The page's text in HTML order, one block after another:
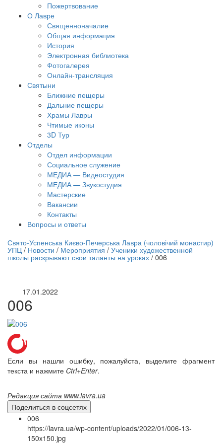
Пожертвование
О Лавре
Священноначалие
Общая информация
История
Электронная библиотека
Фотогалерея
Онлайн-трансляция
Святыни
Ближние пещеры
Дальние пещеры
Храмы Лавры
Чтимые иконы
3D Тур
Отделы
Отдел информации
Социальное служение
МЕДИА — Видеостудия
МЕДИА — Звукостудия
Мастерские
Вакансии
Контакты
Вопросы и ответы
трансляция | 12 сентября
трансляции
Свято-Успенська Києво-Печерська Лавра (чоловічий монастир)
УПЦ / Новости / Мероприятия / Ученики художественной
школы раскрывают свои таланты на уроках/ 006
17.01.2022
006
Если вы нашли ошибку, пожалуйста, выделите фрагмент
текста и нажмите Ctrl+Enter.
Редакция сайта www.lavra.ua
Поделиться в соцсетях
006
https://lavra.ua/wp-content/uploads/2022/01/006-13-
150x150.jpg